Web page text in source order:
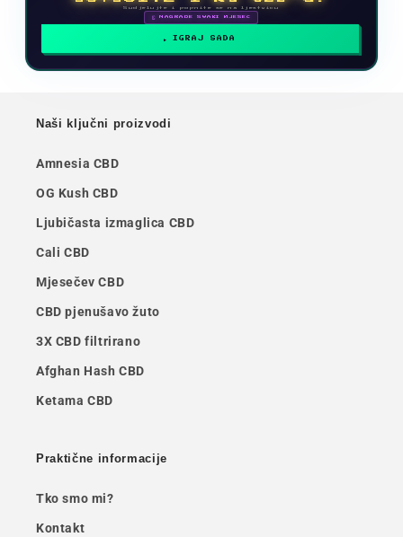
Sudjelujte i popnite se na ljestvicu
🗓 NAGRADE SVAKI MJESEC
IGRAJ SADA
Naši ključni proizvodi
Amnesia CBD
OG Kush CBD
Ljubičasta izmaglica CBD
Cali CBD
Mjesečev CBD
CBD pjenušavo žuto
3X CBD filtrirano
Afghan Hash CBD
Ketama CBD
Praktične informacije
Tko smo mi?
Kontakt